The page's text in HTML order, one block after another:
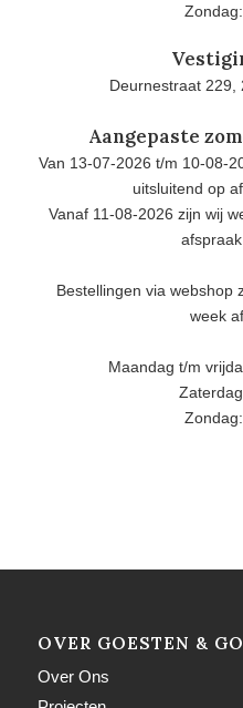
Deurnestraat 229,
Aangepaste
Van 13-07-2026 t/m 10-08-
uitsluitend op
Vanaf 11-08-2026 zijn wij
Bestellingen via webshop
week
Maandag t/m
OVER GOESTEN &
Over Ons